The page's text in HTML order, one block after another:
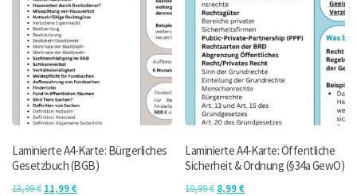
Laminierte A4-Karte: Bürgerliches
Gesetzbuch (BGB)
13,99€ Ursprünglicher
11,99€Aktueller
Laminierte A4-Karte: Öffentliche
Sicherheit & Ordnung (§34a GewO)
10,99€ Ursprünglicher
8,99€Aktueller